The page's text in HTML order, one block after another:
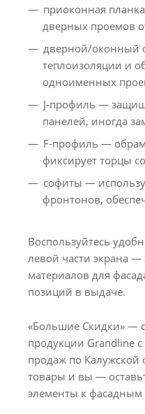
приоконная
дверных проемов
дверной/оконный
теплоизоляции и
одноименных
J-профиль —
панелей, иногда
F-профиль —
фиксирует торцы
софиты —
фронтонов,
Воспользуйтесь
левой части экрана —
материалов для
позиций в выдаче.
«Большие Скидки» —
продукции Grandline
продаж по
товары и вы —
элементы к фасадным